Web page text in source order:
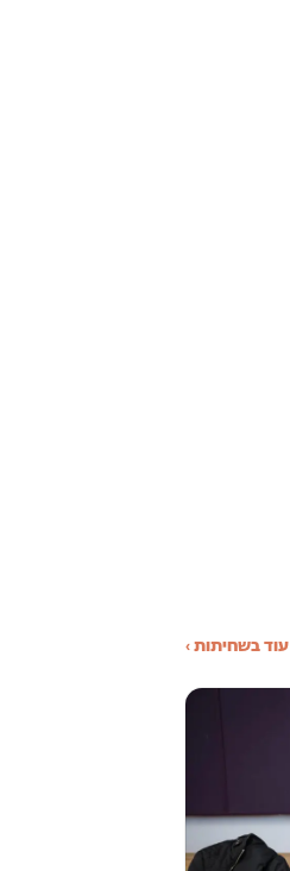
עוד בשחיתות ›